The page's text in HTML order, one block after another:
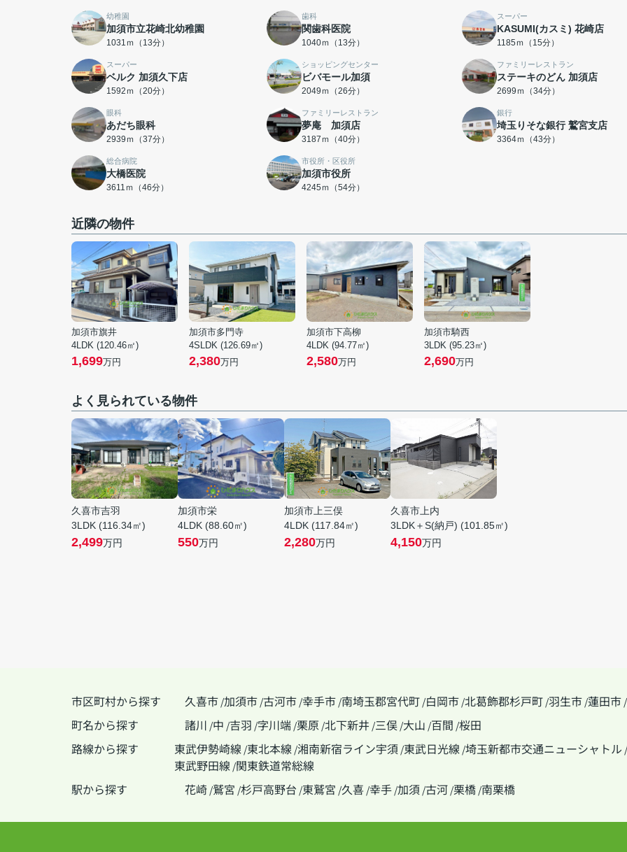
幼稚園
加須市立花崎北幼稚園
1031ｍ（13分）
歯科
関歯科医院
1040ｍ（13分）
スーパー
KASUMI(カスミ) 花崎店
1185ｍ（15分）
スーパー
ベルク 加須久下店
1592ｍ（20分）
ショッピングセンター
ビバモール加須
2049ｍ（26分）
ファミリーレストラン
ステーキのどん 加須店
2699ｍ（34分）
眼科
あだち眼科
2939ｍ（37分）
ファミリーレストラン
夢庵 加須店
3187ｍ（40分）
銀行
埼玉りそな銀行 鷲宮支店
3364ｍ（43分）
総合病院
大橋医院
3611ｍ（46分）
市役所・区役所
加須市役所
4245ｍ（54分）
近隣の物件
加須市旗井
4LDK (120.46㎡)
1,699万円
加須市多門寺
4SLDK (126.69㎡)
2,380万円
加須市下高柳
4LDK (94.77㎡)
2,580万円
加須市騎西
3LDK (95.23㎡)
2,690万円
よく見られている物件
久喜市吉羽
3LDK (116.34㎡)
2,499万円
加須市栄
4LDK (88.60㎡)
550万円
加須市上三俣
4LDK (117.84㎡)
2,280万円
久喜市上内
3LDK＋S(納戸) (101.85㎡)
4,150万円
市区町村から探す 久喜市 /加須市 /古河市 /幸手市 /南埼玉郡宮代町 /白岡市 /北葛飾郡杉戸町 /羽生市 /蓮田市 /
町名から探す
諸川 /中 /吉羽 /字川端 /栗原 /北下新井 /三俣 /大山 /百間 /桜田
路線から探す
東武伊勢崎線 /東北本線 /湘南新宿ライン宇須 /東武日光線 /埼玉新都市交通ニューシャトル /
東武野田線 /関東鉄道常総線
駅から探す
花崎 /鷲宮 /杉戸高野台 /東鷲宮 /久喜 /幸手 /加須 /古河 /栗橋 /南栗橋